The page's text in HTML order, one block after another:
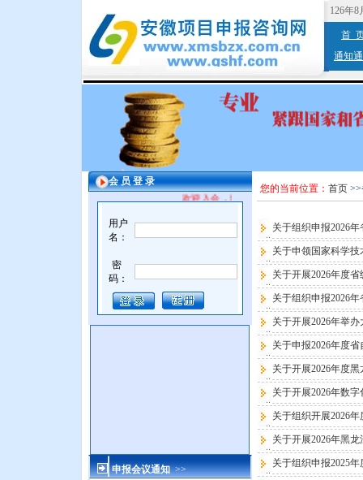
126年8
首
通知
会 员 登 录
欢迎入会，增值服务。
用户
名：
密
码：
申报会议通知>>
您的当前位置： 首页 >>
关于组织申报2026
关于申领国家科学
关于开展2026年度
关于组织申报2026
关于开展2026年举
关于申报2026年度
关于开展2026年度
关于开展2026年数
关于组织开展2026
关于开展2026年黑
关于组织申报2025